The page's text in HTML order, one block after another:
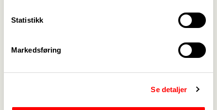
Statistikk
Markedsføring
Se detaljer
Revisjonsberetning for regnskap 2024.pdf